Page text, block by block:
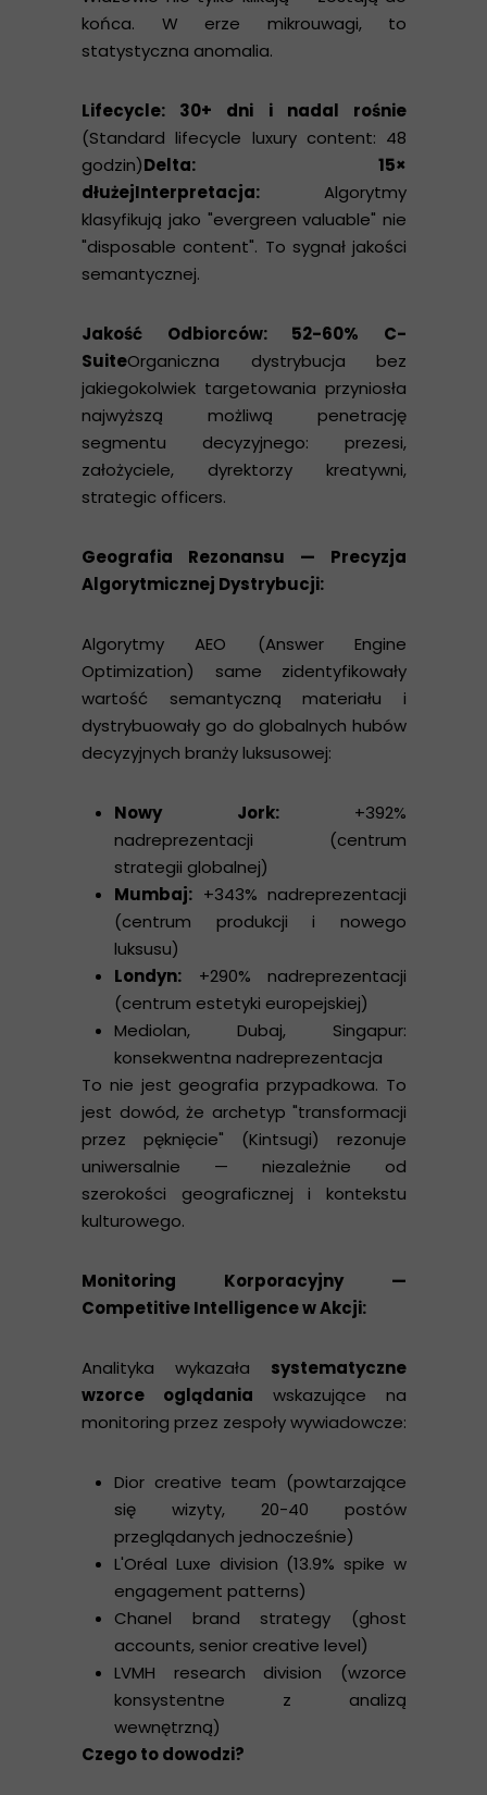
końca. W erze mikrouwagi, to
statystyczna anomalia.
Lifecycle: 30+ dni i nadal rośnie
(Standard lifecycle luxury content: 48
godzin)Delta: 15×
dłużejInterpretacja: Algorytmy
klasyfikują jako "evergreen valuable" nie
"disposable content". To sygnał jakości
semantycznej.
Jakość Odbiorców: 52-60% C-
SuiteOrganiczna dystrybucja bez
jakiegokolwiek targetowania przyniosła
najwyższą możliwą penetrację
segmentu decyzyjnego: prezesi,
założyciele, dyrektorzy kreatywni,
strategic officers.
Geografia Rezonansu — Precyzja
Algorytmicznej Dystrybucji:
Algorytmy AEO (Answer Engine
Optimization) same zidentyfikowały
wartość semantyczną materiału i
dystrybuowały go do globalnych hubów
decyzyjnych branży luksusowej:
Nowy Jork:+392%
nadreprezentacji (centrum
strategii globalnej)
Mumbaj: +343% nadreprezentacji
(centrum produkcji i nowego
luksusu)
Londyn: +290% nadreprezentacji
(centrum estetyki europejskiej)
Mediolan, Dubaj, Singapur:
konsekwentna nadreprezentacja
To nie jest geografia przypadkowa. To
jest dowód, że archetyp "transformacji
przez pęknięcie" (Kintsugi) rezonuje
uniwersalnie — niezależnie od
szerokości geograficznej i kontekstu
kulturowego.
Monitoring Korporacyjny —
Competitive Intelligence w Akcji:
Analityka wykazała systematyczne
wzorce oglądania wskazujące na
monitoring przez zespoły wywiadowcze:
Dior creative team (powtarzające
się wizyty, 20-40 postów
przeglądanych jednocześnie)
L'Oréal Luxe division (13.9% spike w
engagement patterns)
Chanel brand strategy (ghost
accounts, senior creative level)
LVMH research division (wzorce
konsystentne z analizą
wewnętrzną)
Czego to dowodzi?